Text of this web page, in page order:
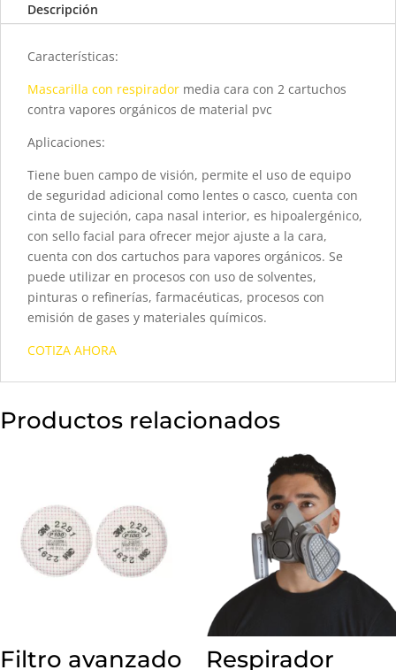
Descripción
Características:
Mascarilla con respirador media cara con 2 cartuchos
contra vapores orgánicos de material pvc
Aplicaciones:
Tiene buen campo de visión, permite el uso de equipo
de seguridad adicional como lentes o casco, cuenta con
cinta de sujeción, capa nasal interior, es hipoalergénico,
con sello facial para ofrecer mejor ajuste a la cara,
cuenta con dos cartuchos para vapores orgánicos. Se
puede utilizar en procesos con uso de solventes,
pinturas o refinerías, farmacéuticas, procesos con
emisión de gases y materiales químicos.
COTIZA AHORA
Productos relacionados
Filtro avanzado
Respirador